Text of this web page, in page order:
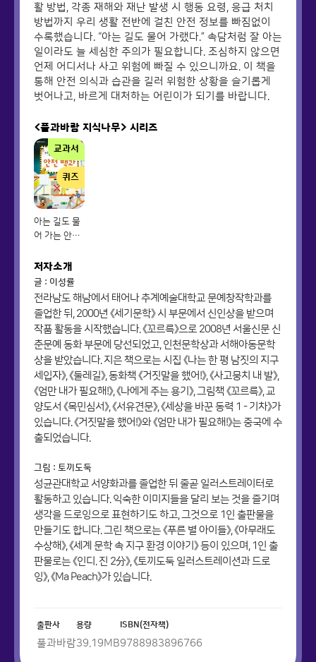
활 방법, 각종 재해와 재난 발생 시 행동 요령, 응급 처치
방법까지 우리 생활 전반에 걸친 안전 정보를 빠짐없이
수록했습니다. “아는 길도 물어 가랬다.” 속담처럼 잘 아는
일이라도 늘 세심한 주의가 필요합니다. 조심하지 않으면
언제 어디서나 사고 위험에 빠질 수 있으니까요. 이 책을
통해 안전 의식과 습관을 길러 위험한 상황을 슬기롭게
벗어나고, 바르게 대처하는 어린이가 되기를 바랍니다.
<풀과바람 지식나무> 시리즈
교과서
퀴즈
아는 길도 물
어 가는 안전
저자소개
글 : 이성률
전라남도 해남에서 태어나 추계예술대학교 문예창작학과를
졸업한 뒤, 2000년 《세기문학》 시 부문에서 신인상을 받으며
작품 활동을 시작했습니다. 《꼬르륵》으로 2008년 서울신문 신
춘문예 동화 부문에 당선되었고, 인천문학상과 서해아동문학
상을 받았습니다. 지은 책으로는 시집 《나는 한 평 남짓의 지구
세입자》, 《둘레길》, 동화책 《거짓말을 했어!》, 《사고뭉치 내 발》,
《엄만 내가 필요해!》, 《나에게 주는 용기》, 그림책 《꼬르륵》, 교
양도서 《목민심서》, 《서유견문》, 《세상을 바꾼 동력 1 - 기차》가
있습니다. 《거짓말을 했어!》와 《엄만 내가 필요해!》는 중국에 수
출되었습니다.
그림 : 토끼도둑
성균관대학교 서양화과를 졸업한 뒤 줄곧 일러스트레이터로
활동하고 있습니다. 익숙한 이미지들을 달리 보는 것을 즐기며
생각을 드로잉으로 표현하기도 하고, 그것으로 1인 출판물을
만들기도 합니다. 그린 책으로는 《푸른 별 아이들》, 《아무래도
수상해》, 《세계 문학 속 지구 환경 이야기》 등이 있으며, 1인 출
판물로는 《인디. 진 2分》, 《토끼도둑 일러스트레이션과 드로
잉》, 《Ma Peach》가 있습니다.
출판사
풀과바람
용량
39.19MB
ISBN(전자책)
9788983896766